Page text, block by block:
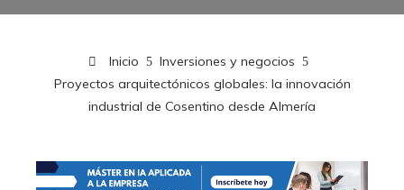
Inicio
Inversiones y negocios
Proyectos arquitectónicos globales: la innovación
industrial de Cosentino desde Almería